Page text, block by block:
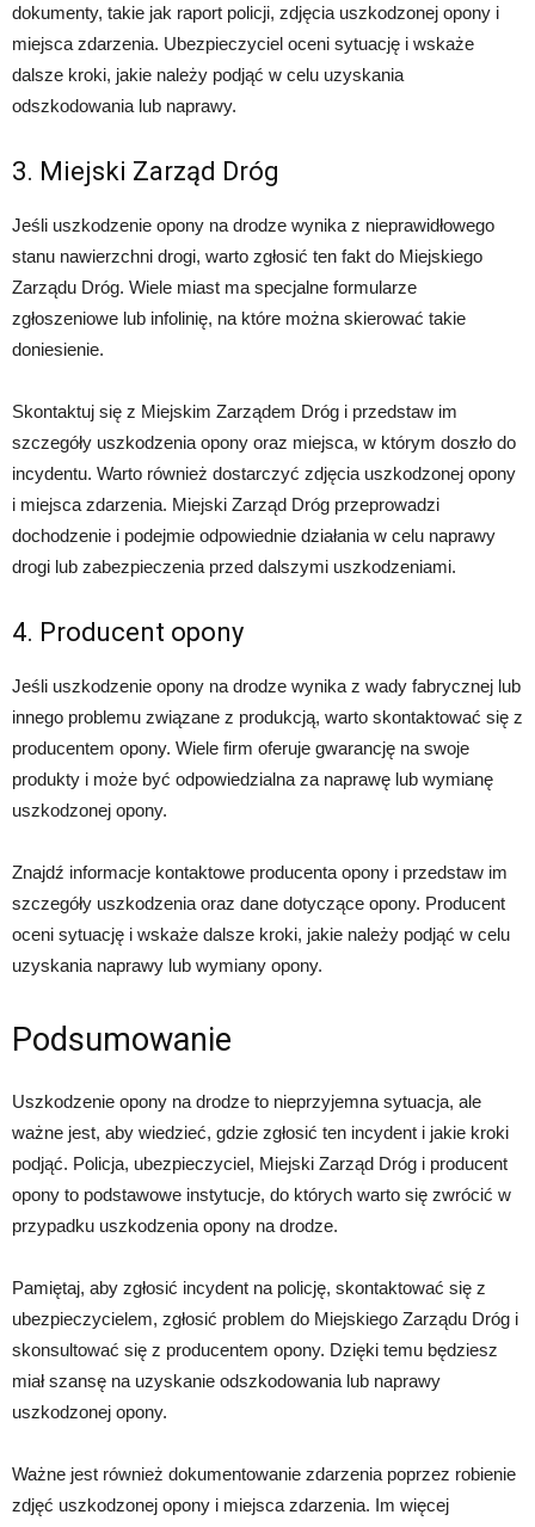
dokumenty, takie jak raport policji, zdjęcia uszkodzonej opony i
miejsca zdarzenia. Ubezpieczyciel oceni sytuację i wskaże
dalsze kroki, jakie należy podjąć w celu uzyskania
odszkodowania lub naprawy.
3. Miejski Zarząd Dróg
Jeśli uszkodzenie opony na drodze wynika z nieprawidłowego
stanu nawierzchni drogi, warto zgłosić ten fakt do Miejskiego
Zarządu Dróg. Wiele miast ma specjalne formularze
zgłoszeniowe lub infolinię, na które można skierować takie
doniesienie.
Skontaktuj się z Miejskim Zarządem Dróg i przedstaw im
szczegóły uszkodzenia opony oraz miejsca, w którym doszło do
incydentu. Warto również dostarczyć zdjęcia uszkodzonej opony
i miejsca zdarzenia. Miejski Zarząd Dróg przeprowadzi
dochodzenie i podejmie odpowiednie działania w celu naprawy
drogi lub zabezpieczenia przed dalszymi uszkodzeniami.
4. Producent opony
Jeśli uszkodzenie opony na drodze wynika z wady fabrycznej lub
innego problemu związane z produkcją, warto skontaktować się z
producentem opony. Wiele firm oferuje gwarancję na swoje
produkty i może być odpowiedzialna za naprawę lub wymianę
uszkodzonej opony.
Znajdź informacje kontaktowe producenta opony i przedstaw im
szczegóły uszkodzenia oraz dane dotyczące opony. Producent
oceni sytuację i wskaże dalsze kroki, jakie należy podjąć w celu
uzyskania naprawy lub wymiany opony.
Podsumowanie
Uszkodzenie opony na drodze to nieprzyjemna sytuacja, ale
ważne jest, aby wiedzieć, gdzie zgłosić ten incydent i jakie kroki
podjąć. Policja, ubezpieczyciel, Miejski Zarząd Dróg i producent
opony to podstawowe instytucje, do których warto się zwrócić w
przypadku uszkodzenia opony na drodze.
Pamiętaj, aby zgłosić incydent na policję, skontaktować się z
ubezpieczycielem, zgłosić problem do Miejskiego Zarządu Dróg i
skonsultować się z producentem opony. Dzięki temu będziesz
miał szansę na uzyskanie odszkodowania lub naprawy
uszkodzonej opony.
Ważne jest również dokumentowanie zdarzenia poprzez robienie
zdjęć uszkodzonej opony i miejsca zdarzenia. Im więcej